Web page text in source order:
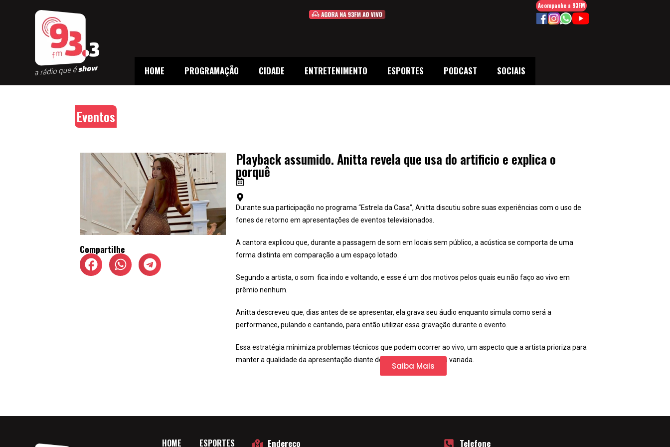
HOME PROGRAMAÇÃO CIDADE ENTRETENIMENTO ESPORTES PODCAST SOCIAIS
Acompanhe a 93FM
Eventos
Compartilhe
Playback assumido. Anitta revela que usa do artificio e explica o
porquê
Durante sua participação no programa “Estrela da Casa”, Anitta discutiu sobre suas experiências com o uso de
fones de retorno em apresentações de eventos televisionados.
A cantora explicou que, durante a passagem de som em locais sem público, a acústica se comporta de uma
forma distinta em comparação a um espaço lotado.
Segundo a artista, o som fica indo e voltando, e esse é um dos motivos pelos quais eu não faço ao vivo em
prêmio nenhum.
Anitta descreveu que, dias antes de se apresentar, ela grava seu áudio enquanto simula como será a
performance, pulando e cantando, para então utilizar essa gravação durante o evento.
Essa estratégia minimiza problemas técnicos que podem ocorrer ao vivo, um aspecto que a artista prioriza para
manter a qualidade da apresentação diante de uma audiência mais variada.
Saiba Mais
HOME ESPORTES Endereço Telefone